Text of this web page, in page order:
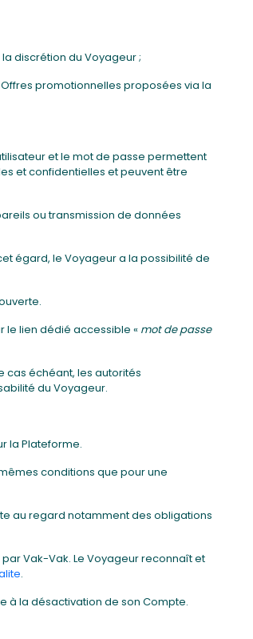
discrétion du Voyageur ;
promotionnelles proposées via la
et le mot de passe permettent
et confidentielles et peuvent être
ou transmission de données
égard, le Voyageur a la possibilité de
le lien dédié accessible « mot de passe
cas échéant, les autorités
du Voyageur.
la Plateforme.
conditions que pour une
au regard notamment des obligations
Vak-Vak. Le Voyageur reconnaît et
.
à la désactivation de son Compte.